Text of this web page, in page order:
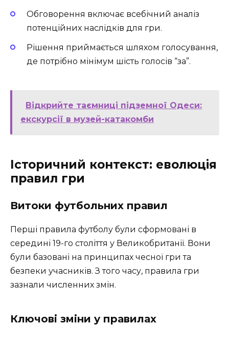
Обговорення включає всебічний аналіз
потенційних наслідків для гри.
Рішення приймається шляхом голосування,
де потрібно мінімум шість голосів “за”.
Відкрийте таємниці підземної Одеси:
екскурсії в музей-катакомби
Історичний контекст: еволюція
правил гри
Витоки футбольних правил
Перші правила футболу були сформовані в
середині 19-го століття у Великобританії. Вони
були базовані на принципах чесної гри та
безпеки учасників. З того часу, правила гри
зазнали численних змін.
Ключові зміни у правилах